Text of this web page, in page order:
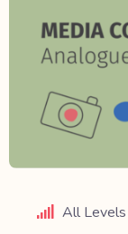
All Levels